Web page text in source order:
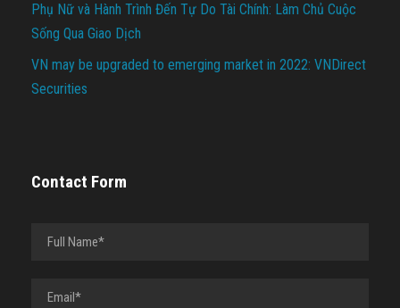
Phụ Nữ và Hành Trình Đến Tự Do Tài Chính: Làm Chủ Cuộc
Sống Qua Giao Dịch
VN may be upgraded to emerging market in 2022: VNDirect
Securities
Contact Form